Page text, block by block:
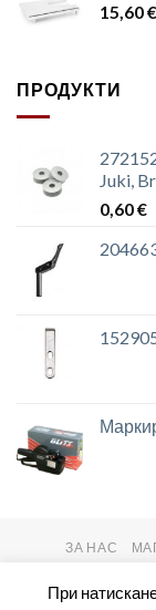
15,60€
ПРОДУКТИ
Juki,
0,60€
ЗА НАС
При